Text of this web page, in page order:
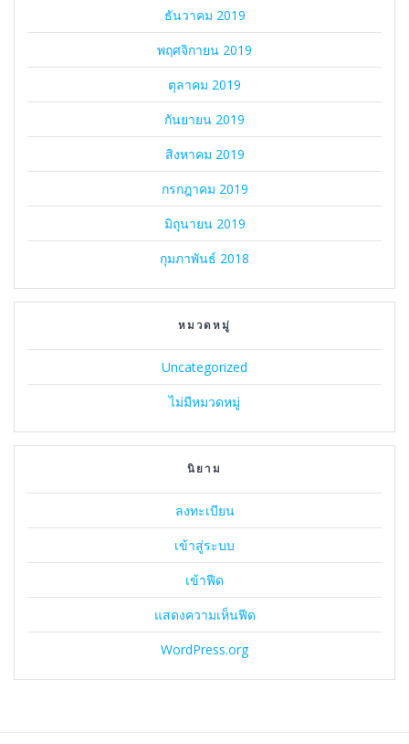
ธันวาคม 2019
พฤศจิกายน 2019
ตุลาคม 2019
กันยายน 2019
สิงหาคม 2019
กรกฎาคม 2019
มิถุนายน 2019
กุมภาพันธ์ 2018
หมวดหมู่
Uncategorized
ไม่มีหมวดหมู่
นิยาม
ลงทะเบียน
เข้าสู่ระบบ
เข้าฟีด
แสดงความเห็นฟีด
WordPress.org